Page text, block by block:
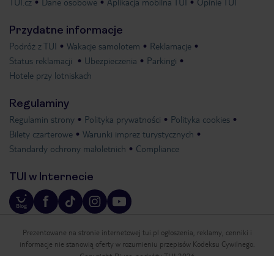
Przydatne informacje
Podróż z TUI Wakacje samolotem
Reklamacje
Status reklamacji
Ubezpieczenia
Parkingi
Hotele przy lotniskach
Regulaminy
Regulamin strony Polityka prywatności
Polityka cookies
Bilety czarterowe
Warunki imprez turystycznych
Standardy ochrony małoletnich
Compliance
TUI w Internecie
Prezentowane na stronie internetowej tui.pl ogłoszenia, reklamy, cenniki i
informacje nie stanowią oferty w rozumieniu przepisów Kodeksu Cywilnego.